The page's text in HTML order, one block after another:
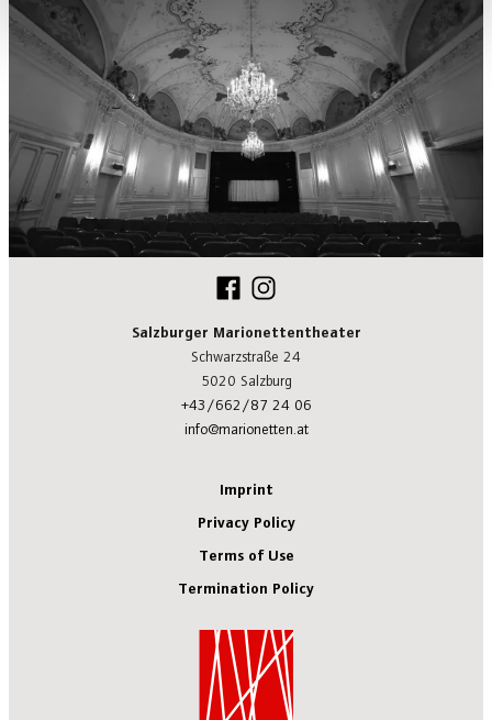
Salzburger Marionettentheater
Schwarzstraße 24
5020 Salzburg
+43/662/87 24 06
info@marionetten.at
Imprint
Privacy Policy
Terms of Use
Termination Policy